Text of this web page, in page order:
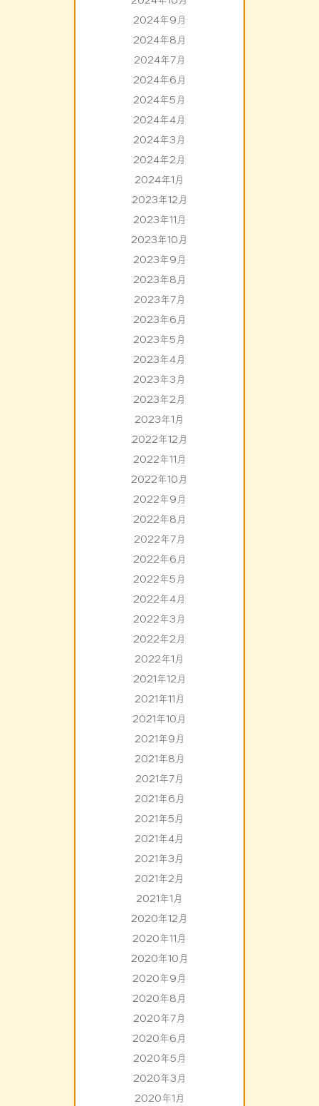
2024年9月
2024年8月
2024年7月
2024年6月
2024年5月
2024年4月
2024年3月
2024年2月
2024年1月
2023年12月
2023年11月
2023年10月
2023年9月
2023年8月
2023年7月
2023年6月
2023年5月
2023年4月
2023年3月
2023年2月
2023年1月
2022年12月
2022年11月
2022年10月
2022年9月
2022年8月
2022年7月
2022年6月
2022年5月
2022年4月
2022年3月
2022年2月
2022年1月
2021年12月
2021年11月
2021年10月
2021年9月
2021年8月
2021年7月
2021年6月
2021年5月
2021年4月
2021年3月
2021年2月
2021年1月
2020年12月
2020年11月
2020年10月
2020年9月
2020年8月
2020年7月
2020年6月
2020年5月
2020年3月
2020年1月